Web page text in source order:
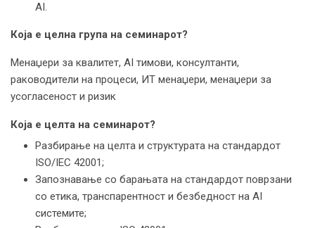
AI.
Која е целна група на семинарот?
Менаџери за квалитет, AI тимови, консултанти,
раководители на процеси, ИТ менаџери, менаџери за
усогласеност и ризик
Која е целта на семинарот?
Разбирање на целта и структурата на стандардот
ISO/IEC 42001;
Запознавање со барањата на стандардот поврзани
со етика, транспарентност и безбедност на AI
системите;